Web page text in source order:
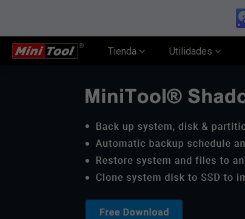
Tienda Utilidades